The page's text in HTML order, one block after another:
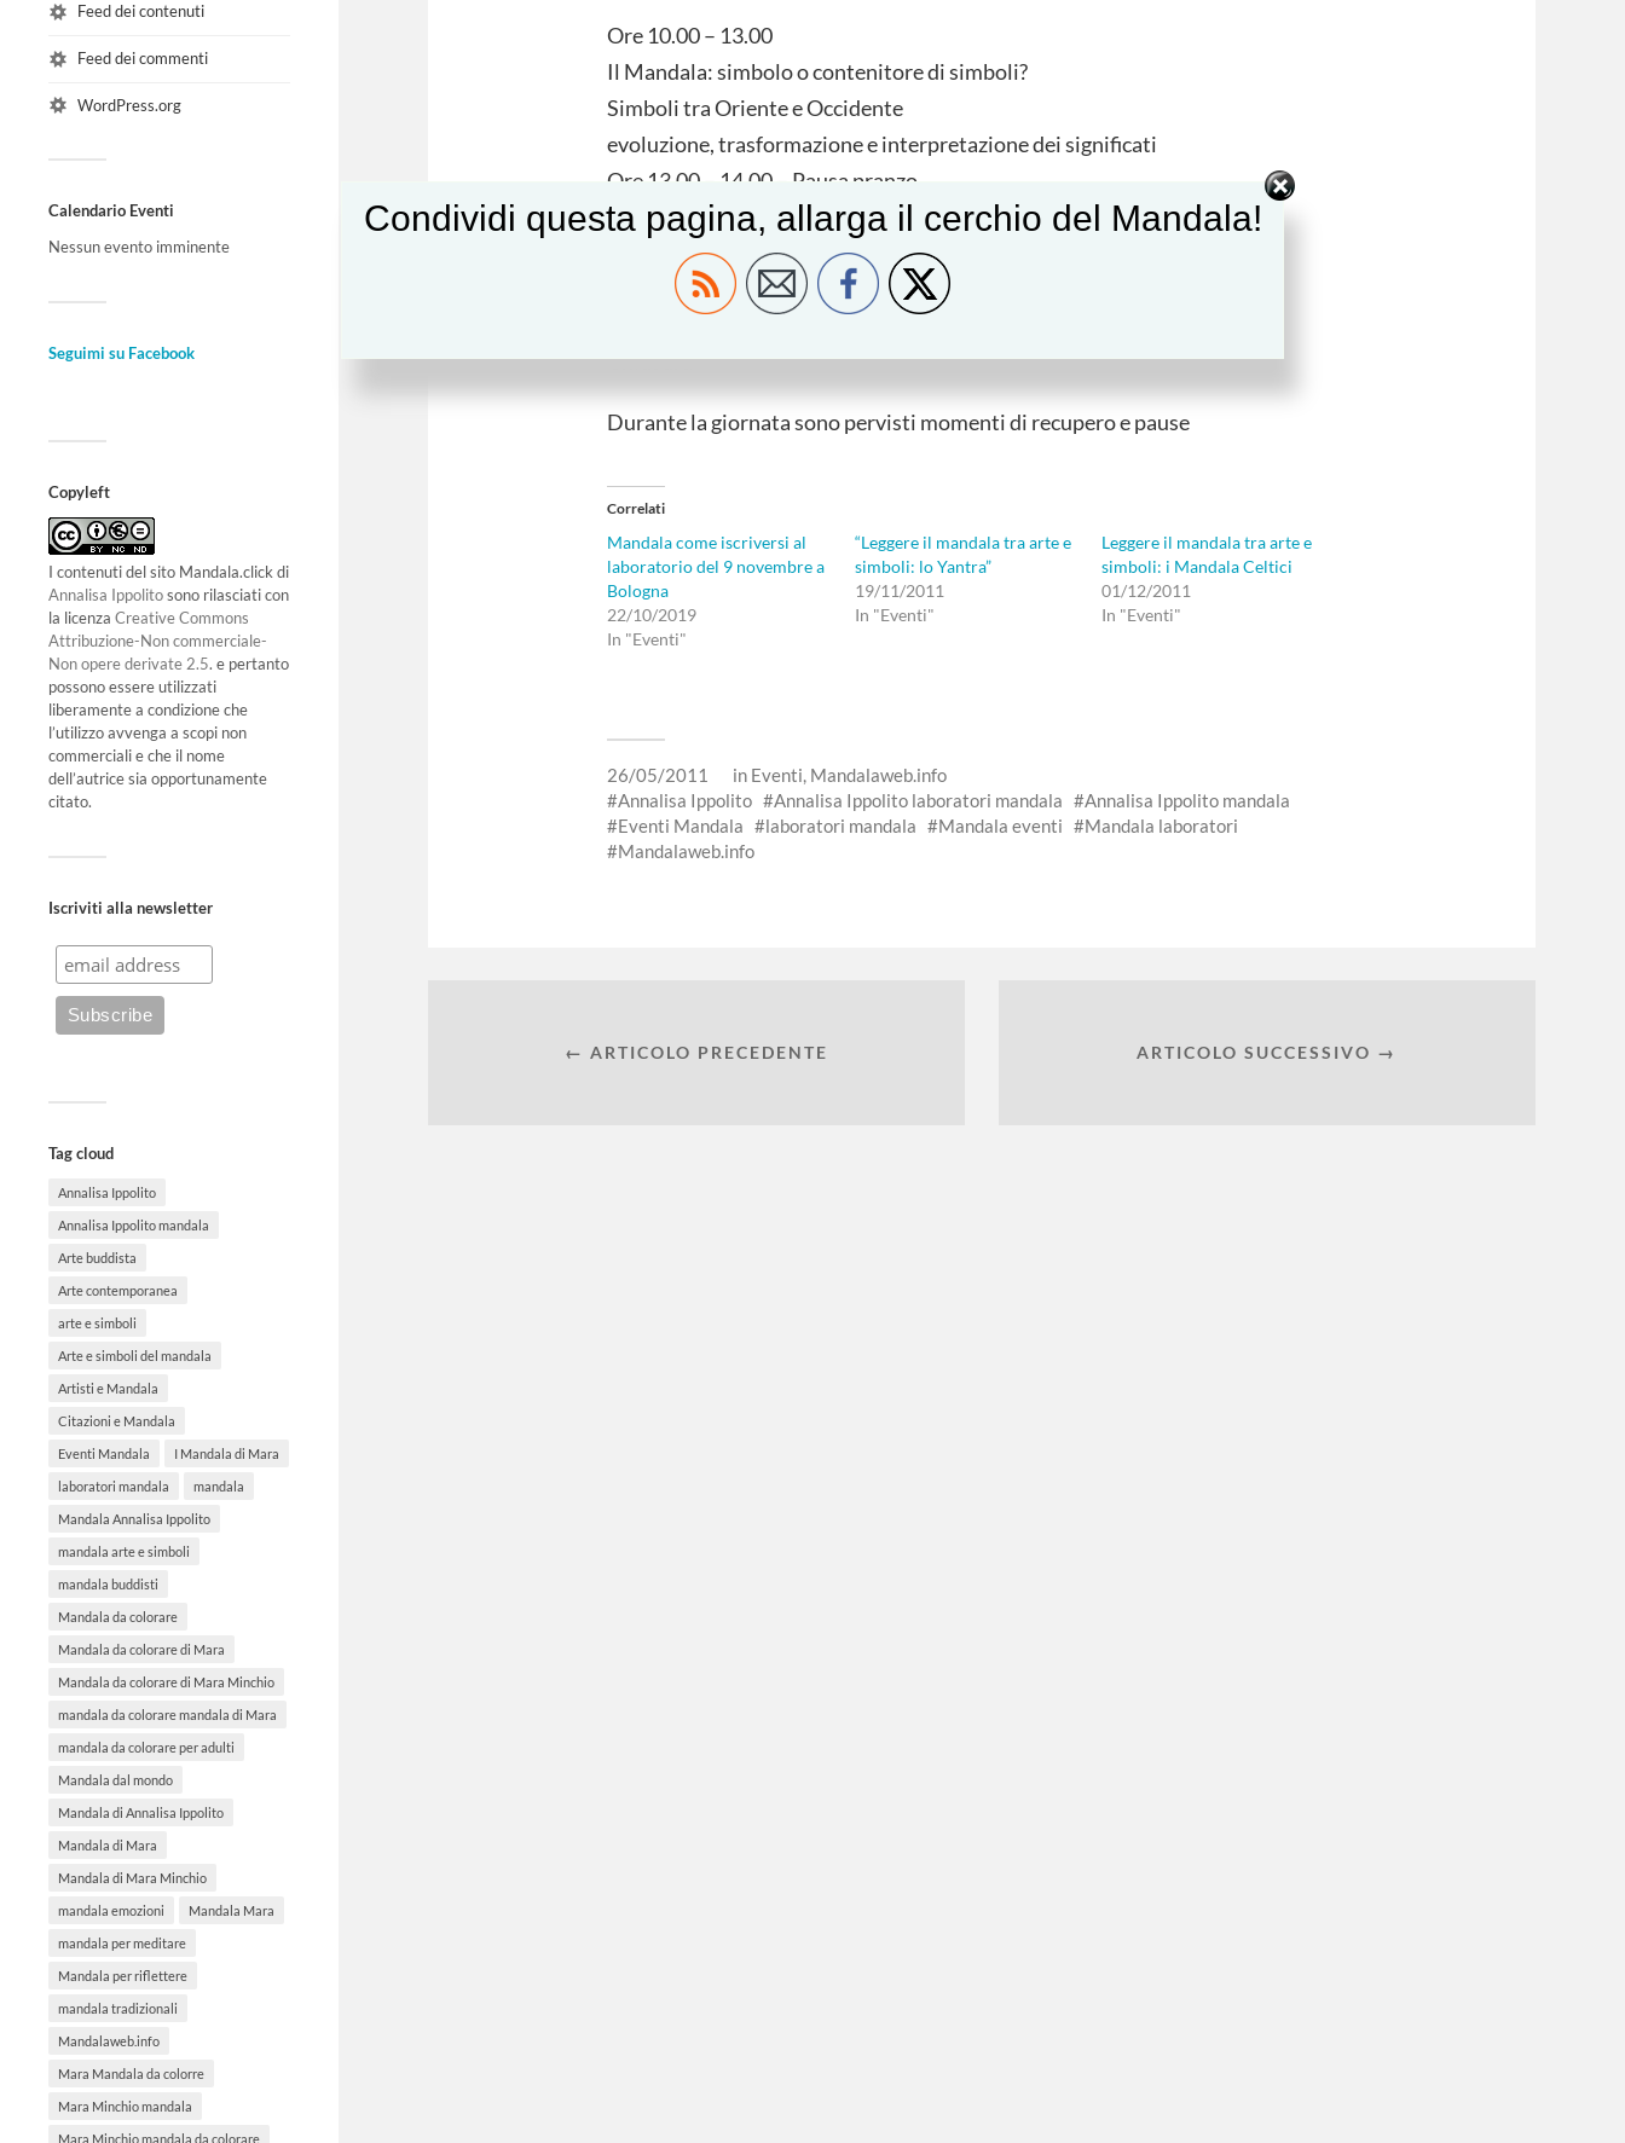
Feed dei contenuti
Feed dei commenti
WordPress.org
Calendario Eventi
Nessun evento imminente
Seguimi su Facebook
Copyleft
I contenuti del sito Mandala.click di
Annalisa Ippolitosono rilasciati con
la licenza Creative Commons
Attribuzione-Non commerciale-
Non opere derivate 2.5. e pertanto
possono essere utilizzati
liberamente a condizione che
l’utilizzo avvenga a scopi non
commerciali e che il nome
dell’autrice sia opportunamente
citato.
Iscriviti alla newsletter
Tag cloud
Annalisa Ippolito
Annalisa Ippolito mandala
Arte buddista
Arte contemporanea
arte e simboli
Arte e simboli del mandala
Artisti e Mandala
Citazioni e Mandala
Eventi Mandala I Mandala di Mara
laboratori mandala mandala
Mandala Annalisa Ippolito
mandala arte e simboli
mandala buddisti
Mandala da colorare
Mandala da colorare di Mara
Mandala da colorare di Mara Minchio
mandala da colorare mandala di Mara
mandala da colorare per adulti
Mandala dal mondo
Mandala di Annalisa Ippolito
Mandala di Mara
Mandala di Mara Minchio
mandala emozioni Mandala Mara
mandala per meditare
Mandala per riflettere
mandala tradizionali
Mandalaweb.info
Mara Mandala da colorre
Mara Minchio mandala
Mara Minchio mandala da colorare
Ore 10.00 – 13.00
Il Mandala: simbolo o contenitore di simboli?
Simboli tra Oriente e Occidente
evoluzione, trasformazione e interpretazione dei significati
Ore 13.00 – 14.00 – Pausa pranzo
Ore 14.00 – 18.00
Mandala e simboli tradizionali
Simboli nel mandala individuale
Chiusura
Durante la giornata sono pervisti momenti di recupero e pause
Correlati
Mandala come iscriversi al
laboratorio del 9 novembre a
Bologna
22/10/2019
In "Eventi"
“Leggere il mandala tra arte e
simboli: lo Yantra”
19/11/2011
In "Eventi"
Leggere il mandala tra arte e
simboli: i Mandala Celtici
01/12/2011
In "Eventi"
26/05/2011 in Eventi, Mandalaweb.info
Annalisa Ippolito
Annalisa Ippolito laboratori mandala
Annalisa Ippolito mandala
Eventi Mandala
laboratori mandala Mandala eventi
Mandala laboratori
Mandalaweb.info
← ARTICOLO PRECEDENTE ARTICOLO SUCCESSIVO →
Condividi questa pagina, allarga il cerchio del Mandala!